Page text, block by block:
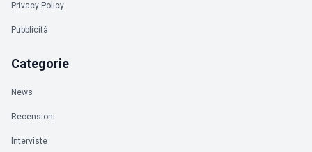
Privacy Policy
Pubblicità
Categorie
News
Recensioni
Interviste